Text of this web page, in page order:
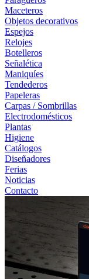
Maceteros
Objetos decorativos
Espejos
Relojes
Botelleros
Señalética
Maniquíes
Tendederos
Papeleras
Carpas / Sombrillas
Electrodomésticos
Plantas
Higiene
Catálogos
Diseñadores
Ferias
Noticias
Contacto